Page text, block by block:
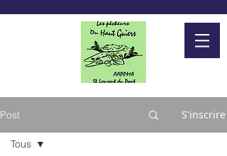
Post S'inscrire
Tous